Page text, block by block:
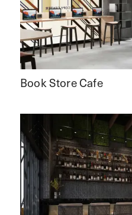
Book Store Cafe